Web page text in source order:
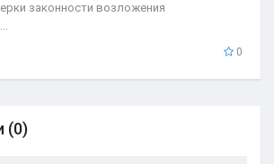
законности возложения
0
(0)